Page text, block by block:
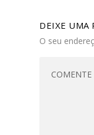
DEIXE UMA
O seu